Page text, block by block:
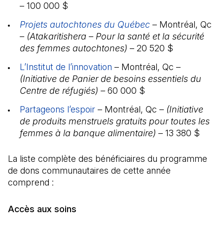
– 100 000 $
Projets autochtones du Québec (Il s'ouvre dans
– Montréal, Qc
– (Atakaritishera – Pour la santé et la sécurité
des femmes autochtones) – 20 520 $
L’Institut de l’innovation (Il s'ouvre dans un nouvel
– Montréal, Qc –
(Initiative de Panier de besoins essentiels du
Centre de réfugiés) –60 000 $
Partageons l’espoir (Il s'ouvre dans un nouvel
– Montréal, Qc – (Initiative
de produits menstruels gratuits pour toutes les
femmes à la banque alimentaire) – 13 380 $
La liste complète des bénéficiaires du programme
de dons communautaires de cette année
comprend :
Accès aux soins